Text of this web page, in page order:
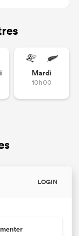
Mardi
10h00
LOGIN